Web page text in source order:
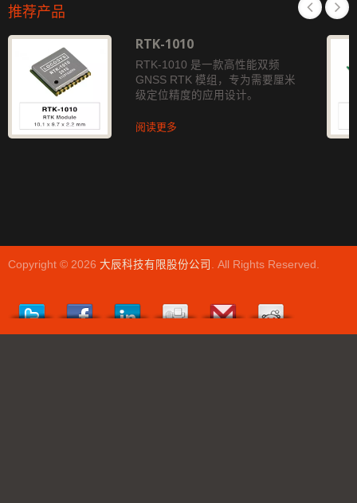
推荐产品
RTK-1010
RTK-1010 是一款高性能双频
GNSS RTK 模组，专为需要厘米
级定位精度的应用设计。
阅读更多
Copyright © 2026 大辰科技有限股份公司 . All Rights Reserved.